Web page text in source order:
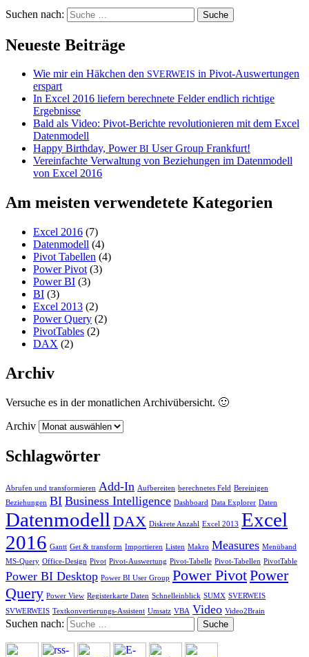
Suchen nach:
Neueste Beiträge
Wie mir ein Häkchen den SVERWEIS in Pivot-Auswertungen
erspart
In Excel 2016 liefern berechnete Felder endlich richtige
Ergebnisse
Bald als Video: Pivot-Berichte revolutionieren mit dem Excel
Datenmodell
Happy Birthday, PowerBI User Group Frankfurt!
Vereinfachte Verwaltung von Beziehungen im Datenmodell
von Excel 2016
Am meisten verwendetete Kategorien
Excel 2016 (7)
Datenmodell (4)
Pivot Tabellen (4)
Power Pivot (3)
Power BI (3)
BI (3)
Excel 2013 (2)
Power Query (2)
PivotTables (2)
DAX (2)
Archiv
Versuche es in der monatlichen Archivübersicht. 🙂
Archiv
Schlagwörter
Abrufen und transformieren Add-In Aufbereiten berechnetes Feld Bereinigen
Beziehungen BI Business Intelligence Dashboard Data Explorer Daten
Datenmodell DAX Diskrete Anzahl Excel 2013 Excel
2016 Gantt Get & transform Importieren Listen Makro Measures Menüband
MS-Query Office-Design Pivot Pivot-Auswertung Pivot-Tabelle Pivot-Tabellen PivotTable
Power BI Desktop Power BI User Group Power PivotPower
Query Power View Registerkarte Daten Schnelleinblick SUMX SVERWEIS
SVWERWEIS Textkonvertierungs-Assistent Umsatz VBA Video Video2Brain
Suchen nach: